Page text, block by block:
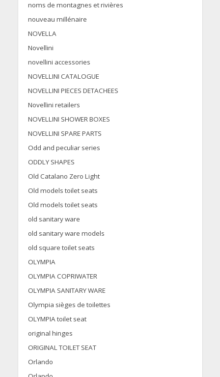
noms de montagnes et rivières
nouveau millénaire
NOVELLA
Novellini
novellini accessories
NOVELLINI CATALOGUE
NOVELLINI PIECES DETACHEES
Novellini retailers
NOVELLINI SHOWER BOXES
NOVELLINI SPARE PARTS
Odd and peculiar series
ODDLY SHAPES
Old Catalano Zero Light
Old models toilet seats
Old models toilet seats
old sanitary ware
old sanitary ware models
old square toilet seats
OLYMPIA
OLYMPIA COPRIWATER
OLYMPIA SANITARY WARE
Olympia sièges de toilettes
OLYMPIA toilet seat
original hinges
ORIGINAL TOILET SEAT
Orlando